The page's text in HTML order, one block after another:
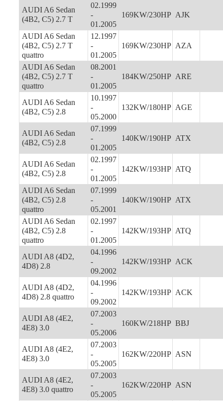
AUDI A6 Sedan
(4B2, C5) 2.7 T
02.1999
-
01.2005
169KW/230HP AJK
AUDI A6 Sedan
(4B2, C5) 2.7 T
quattro
12.1997
-
01.2005
169KW/230HP AZA
AUDI A6 Sedan
(4B2, C5) 2.7 T
quattro
08.2001
-
01.2005
184KW/250HP ARE
AUDI A6 Sedan
(4B2, C5) 2.8
10.1997
-
05.2000
132KW/180HP AGE
AUDI A6 Sedan
(4B2, C5) 2.8
07.1999
-
01.2005
140KW/190HP ATX
AUDI A6 Sedan
(4B2, C5) 2.8
02.1997
-
01.2005
142KW/193HP ATQ
AUDI A6 Sedan
(4B2, C5) 2.8
quattro
07.1999
-
05.2001
140KW/190HP ATX
AUDI A6 Sedan
(4B2, C5) 2.8
quattro
02.1997
-
01.2005
142KW/193HP ATQ
AUDI A8 (4D2,
4D8) 2.8
04.1996
-
09.2002
142KW/193HP ACK
AUDI A8 (4D2,
4D8) 2.8 quattro
04.1996
-
09.2002
142KW/193HP ACK
AUDI A8 (4E2,
4E8) 3.0
07.2003
-
05.2006
160KW/218HP BBJ
AUDI A8 (4E2,
4E8) 3.0
07.2003
-
05.2005
162KW/220HP ASN
AUDI A8 (4E2,
4E8) 3.0 quattro
07.2003
-
05.2005
162KW/220HP ASN